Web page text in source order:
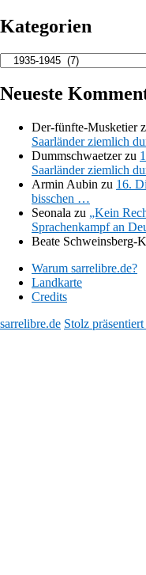
Kategorien
Kategorien
Neueste
Der-fünfte-Musketier
Saarländer ziemlich
Dummschwaetzerzu
Saarländer ziemlich
Armin Aubin zu 16.
bisschen …
Seonala zu „Kein
Sprachenkampf an
Beate Schweinsberg-
Warum sarrelibre.de?
Landkarte
Credits
sarrelibre.de Stolz